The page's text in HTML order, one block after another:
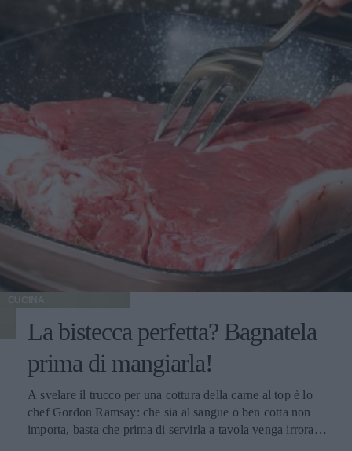
CUCINA
La bistecca perfetta? Bagnatela
prima di mangiarla!
A svelare il trucco per una cottura della carne al top è lo
chef Gordon Ramsay: che sia al sangue o ben cotta non
importa, basta che prima di servirla a tavola venga irrorata